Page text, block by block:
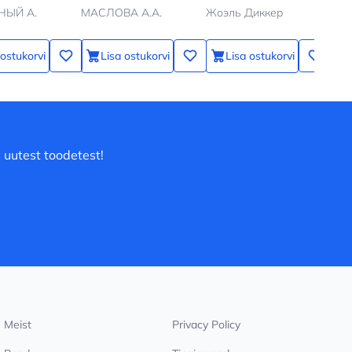
А. МАСЛОВА А.А.
Lisa ostukorvi
Жоэль Диккер
Lisa ostukorvi
uutest toodetest!
Meist Privacy Policy